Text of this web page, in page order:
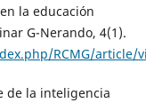
la educación
G-Nerando, 4(1).
RCMG/article/
de la inteligencia